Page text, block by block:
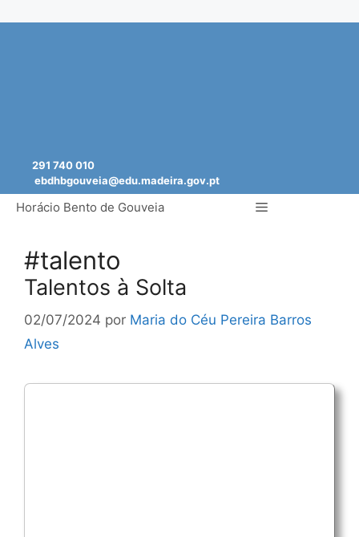
291 740 010
ebdhbgouveia@edu.madeira.gov.pt
Horácio Bento de Gouveia Menu
#talento
Talentos à Solta
02/07/2024 por Maria do Céu Pereira Barros
Alves